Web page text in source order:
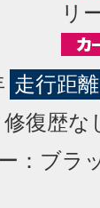
リ
走行距離
復歴な
：ブラ